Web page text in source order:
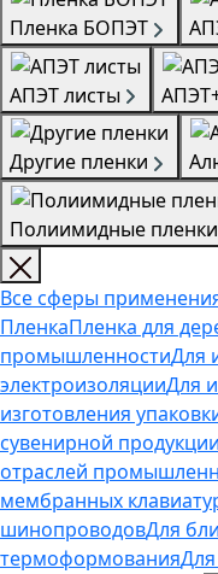
Пленка БОПЭТ
АПЭТ листы
Другие пленки
Полиимидные
Все сферы
ПленкаПленка для
промышленностиДля
электроизоляцииДля
изготовления
сувенирной продукции
отраслей
мембранных
шинопроводовДля
термоформования